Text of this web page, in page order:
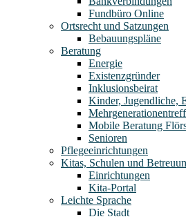
Fundbüro Online
Ortsrecht und Satzungen
Bebauungspläne
Beratung
Energie
Existenzgründer
Inklusionsbeirat
Kinder, Jugendliche,
Mehrgenerationentreff
Mobile Beratung
Senioren
Pflegeeinrichtungen
Kitas, Schulen und
Einrichtungen
Kita-Portal
Leichte Sprache
Die Stadt